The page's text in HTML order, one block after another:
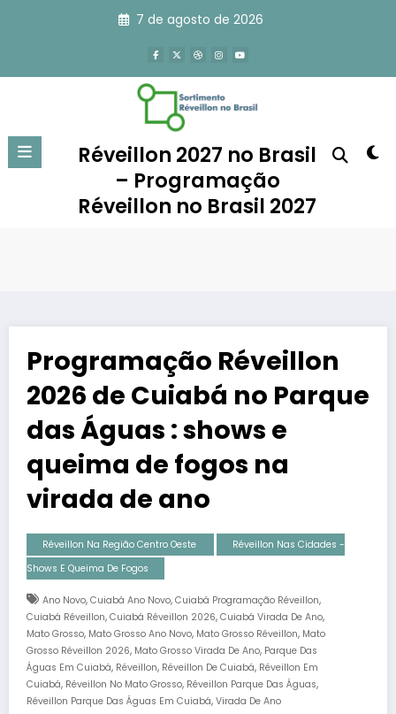
7 de agosto de 2026
Réveillon 2027 no Brasil
– Programação
Réveillon no Brasil 2027
Programação Réveillon
2026 de Cuiabá no Parque
das Águas : shows e
queima de fogos na
virada de ano
Réveillon Na Região Centro Oeste
Réveillon Nas Cidades -
Shows E Queima De Fogos
Ano Novo, Cuiabá Ano Novo, Cuiabá Programação Réveillon,
Cuiabá Réveillon, Cuiabá Réveillon 2026, Cuiabá Virada De Ano,
Mato Grosso, Mato Grosso Ano Novo, Mato Grosso Réveillon, Mato
Grosso Réveillon 2026, Mato Grosso Virada De Ano, Parque Das
Águas Em Cuiabá, Réveillon, Réveillon De Cuiabá, Réveillon Em
Cuiabá, Réveillon No Mato Grosso, Réveillon Parque Das Águas,
Réveillon Parque Das Águas Em Cuiabá, Virada De Ano